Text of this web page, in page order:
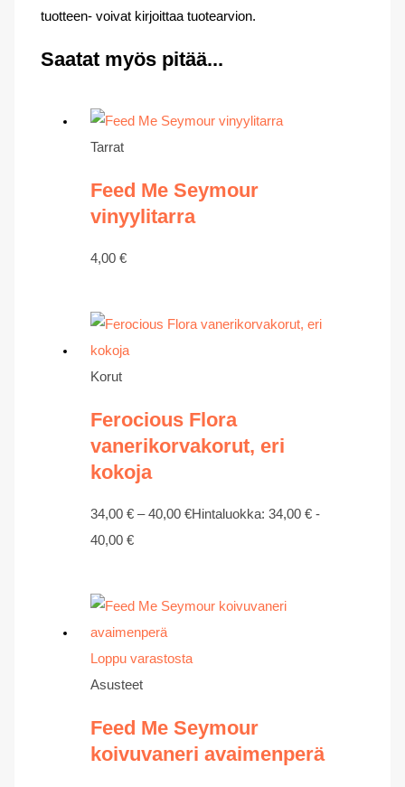
tuotteen- voivat kirjoittaa tuotearvion.
Saatat myös pitää...
Tarrat
Feed Me Seymour
vinyylitarra
4,00 €
Korut
Ferocious Flora
vanerikorvakorut, eri
kokoja
34,00 € – 40,00 €Hintaluokka: 34,00 € -
40,00 €
Loppu varastosta
Asusteet
Feed Me Seymour
koivuvaneri avaimenperä